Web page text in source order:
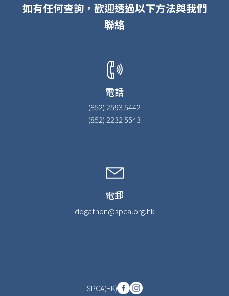
如有任何查詢，歡迎透過以下方法與我們
聯絡
電話
(852) 2593 5442
(852) 2232 5543
電郵
dogathon@spca.org.hk
SPCA(HK)